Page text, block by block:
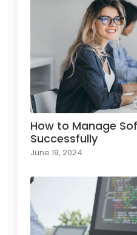
How to Manage
Successfully
June 19, 2024